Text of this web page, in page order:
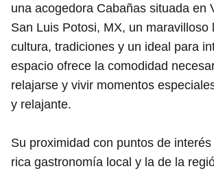
una acogedora Cabañas situada en
San Luis Potosi, MX, un maravilloso
cultura, tradiciones y un ideal para
espacio ofrece la comodidad
relajarse y vivir momentos
y relajante.
Su proximidad con puntos de
rica gastronomía local y la de la